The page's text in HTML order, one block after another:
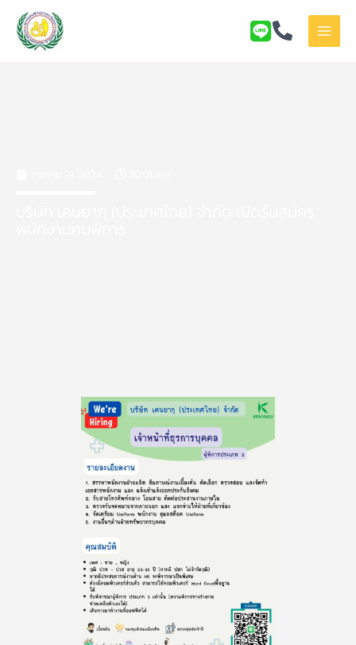
content